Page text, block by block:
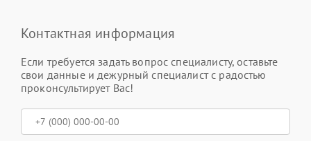
Контактная информация
Если требуется задать вопрос специалисту, оставьте
свои данные и дежурный специалист с радостью
проконсультирует Вас!